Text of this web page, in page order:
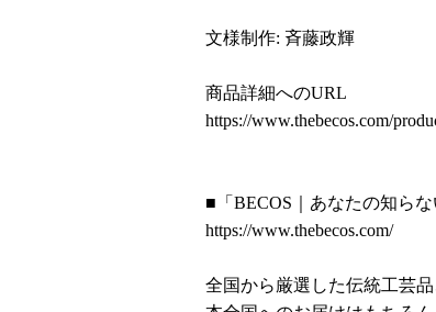
文様制作: 斉藤政輝
商品詳細へのURL
https://www.thebecos.com/
■「BECOS｜あなたの知らな
https://www.thebecos.com/
全国から厳選した伝統工芸品